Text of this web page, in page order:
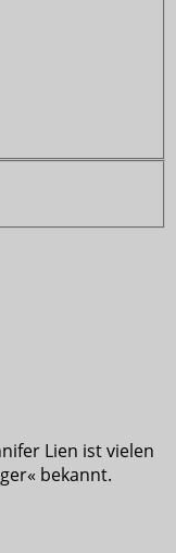
Lien ist vielen
bekannt.